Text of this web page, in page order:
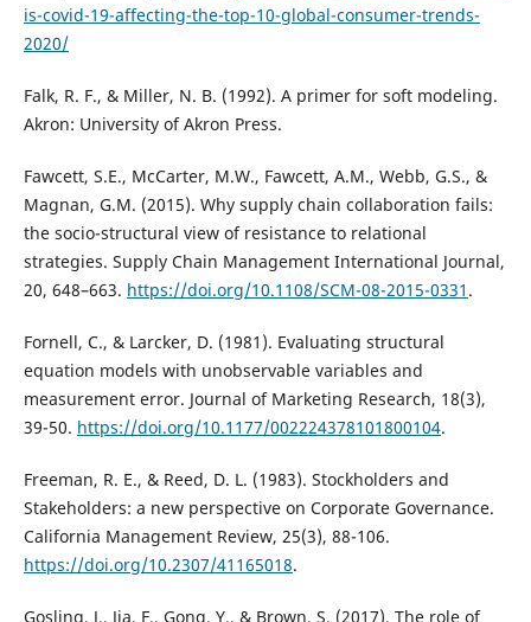
is-covid-19-affecting-the-top-10-global-consumer-trends-
2020/
Falk, R. F., & Miller, N. B. (1992). A primer for soft modeling.
Akron: University of Akron Press.
Fawcett, S.E., McCarter, M.W., Fawcett, A.M., Webb, G.S., &
Magnan, G.M. (2015). Why supply chain collaboration fails:
the socio-structural view of resistance to relational
strategies. Supply Chain Management International Journal,
20, 648–663. https://doi.org/10.1108/SCM-08-2015-0331 .
Fornell, C., & Larcker, D. (1981). Evaluating structural
equation models with unobservable variables and
measurement error. Journal of Marketing Research, 18(3),
39-50. https://doi.org/10.1177/002224378101800104.
Freeman, R. E., & Reed, D. L. (1983). Stockholders and
Stakeholders: a new perspective on Corporate Governance.
California Management Review, 25(3), 88-106.
https://doi.org/10.2307/41165018.
Gosling, J., Jia, F., Gong, Y., & Brown, S. (2017). The role of